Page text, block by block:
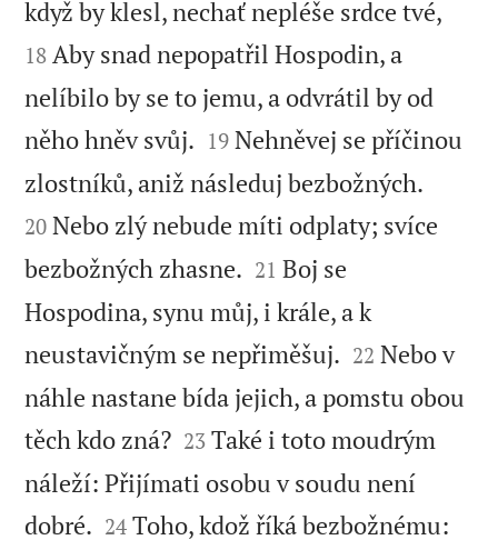
když by klesl, nechať nepléše srdce tvé,
18 Aby snad nepopatřil Hospodin, a
nelíbilo by se to jemu, a odvrátil by od
něho hněv svůj. 

19 Nehněvej se příčinou
zlostníků, aniž následuj bezbožných.
20 Nebo zlý nebude míti odplaty; svíce
bezbožných zhasne. 

21 Boj se
Hospodina, synu můj, i krále, a k
neustavičným se nepřiměšuj. 

22 Nebo v
náhle nastane bída jejich, a pomstu obou
těch kdo zná?
23 Také i toto moudrým
náleží: Přijímati osobu v soudu není
dobré. 

24 Toho, kdož říká bezbožnému: